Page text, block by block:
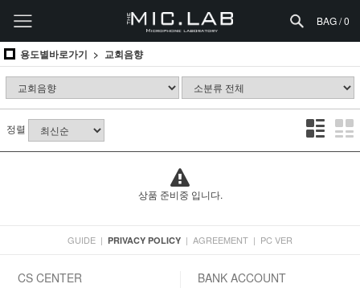
BAG /0
용도별바로가기 교회음향
정렬
상품 준비중 입니다.
GUIDE | PRIVACY POLICY | AGREEMENT | PC VER
CS CENTER BANK ACCOUNT